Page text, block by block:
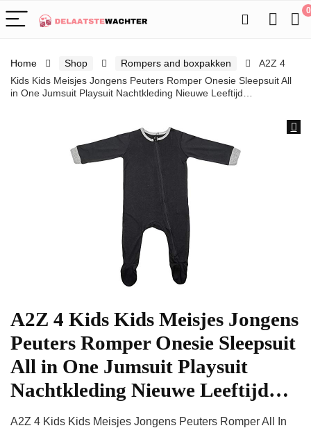
0
Home Shop Rompers and boxpakken
A2Z 4
Kids Kids Meisjes Jongens Peuters Romper Onesie Sleepsuit All
in One Jumsuit Playsuit Nachtkleding Nieuwe Leeftijd…
A2Z 4 Kids Kids Meisjes Jongens
Peuters Romper Onesie Sleepsuit
All in One Jumsuit Playsuit
Nachtkleding Nieuwe Leeftijd…
A2Z 4 Kids Kids Meisjes Jongens Peuters Romper All In